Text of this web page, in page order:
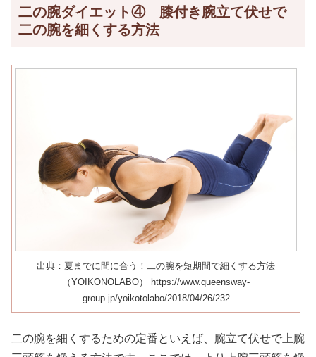
二の腕ダイエット④ 膝付き腕立て伏せで
二の腕を細くする方法
出典：夏までに間に合う！二の腕を短期間で細くする方法
（YOIKONOLABO） https://www.queensway-
group.jp/yoikotolabo/2018/04/26/232
二の腕を細くするための定番といえば、腕立て伏せで上腕